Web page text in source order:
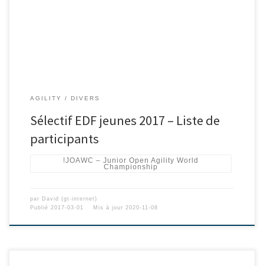
AGILITY DIVERS
Sélectif EDF jeunes 2017 – Liste de
participants
!JOAWC – Junior Open Agility World
Championship
par David (gt-internet)
Publié 2017-03-01 Mis à jour 2020-11-08